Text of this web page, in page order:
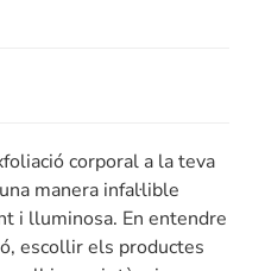
corporal a la teva
manera infal·lible
i lluminosa. En entendre
escollir els productes